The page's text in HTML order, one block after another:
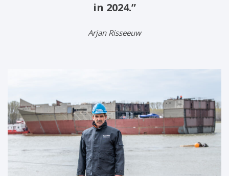
in 2024.”
Arjan Risseeuw